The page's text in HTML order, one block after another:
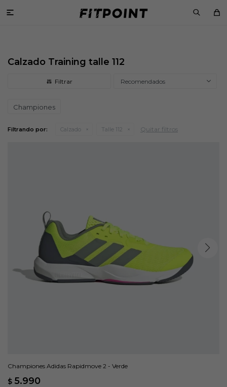

Calzado Training talle 112
Recomendados
Championes
Filtrando por: Calzado Talle 112 Quitar filtros
Championes Adidas Rapidmove 2 - Verde
$ 5.990